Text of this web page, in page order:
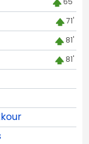
71'
81'
81'